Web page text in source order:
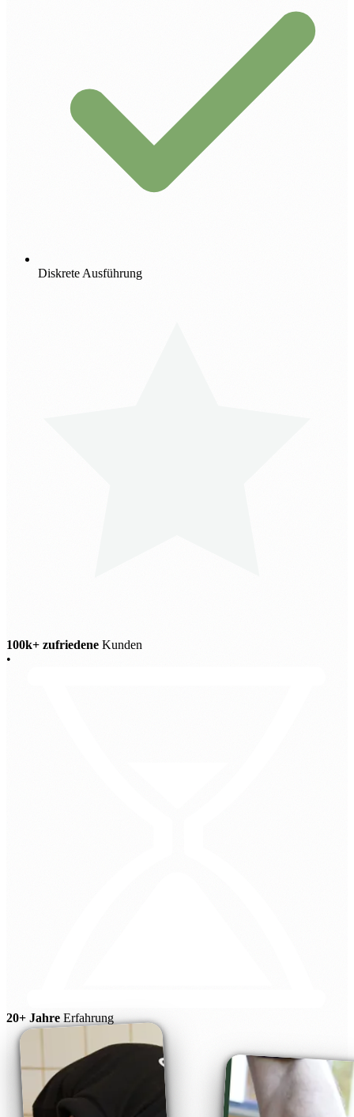
Diskrete Ausführung
100k+ zufriedene Kunden
•
20+ Jahre Erfahrung